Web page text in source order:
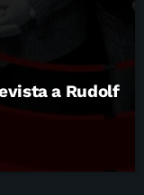
a Rudolf